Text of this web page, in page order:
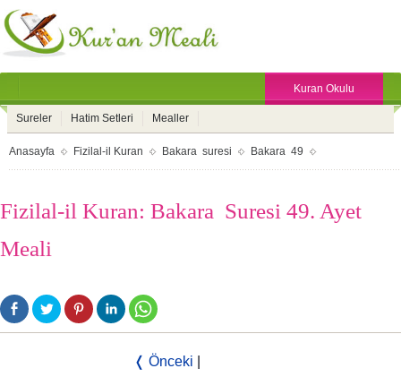
Kuran Okulu
Sureler Hatim Setleri Mealler
Anasayfa Fizilal-il Kuran Bakara suresi Bakara 49
Fizilal-il Kuran: Bakara Suresi 49. Ayet
Meali
❬ Önceki